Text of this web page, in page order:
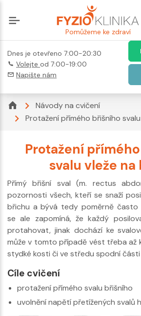
Pomůžeme ke zdraví
Dnes je otevřeno 7:00-20:30
Volejte od 7:00-19:00
Napište nám
Návody na cvičení
Protažení přímého břišního
Protažení
svalu vleže na
Přímý břišní sval (m. rectus
pozornosti všech, kteří se snaží
břichu a bývá tedy poměrně často
se ale zapomíná, že každý
protahovat, jinak dochází ke
může v tomto případě vést třeba až
stydké kosti či ve středu spodní části
Cíle cvičení
protažení přímého svalu břišního
uvolnění napětí přetížených svalů